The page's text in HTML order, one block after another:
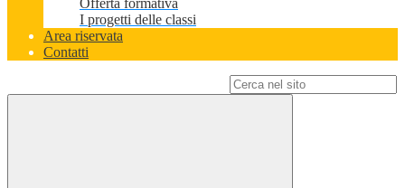
Offerta formativa
I progetti delle classi
Area riservata
Contatti